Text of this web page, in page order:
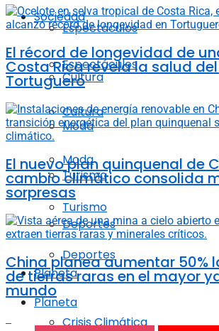
Espectáculos
Cultura
Moda
Turismo
Deportes
Planeta
Crisis Climática
Sociedad
Espectáculos
Cultura
Moda
Turismo
Deportes
Planeta
El récord de longevidad de
Costa Rica revela la salud
Tortuguero
El nuevo plan quinquenal de
cambio climático consolida
sorpresas
China planea aumentar 50%
de tierras raras en el mayor
mundo